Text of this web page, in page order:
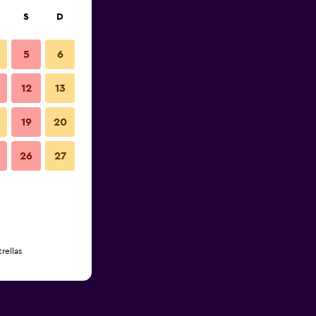
S D
5 6
12 13
19 20
26 27